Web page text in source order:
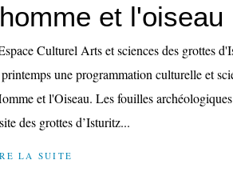
et l'oiseau
Culturel Arts et sciences des grottes
une programmation culturelle et
et l'Oiseau. Les fouilles
des grottes d’Isturitz...
LA SUITE